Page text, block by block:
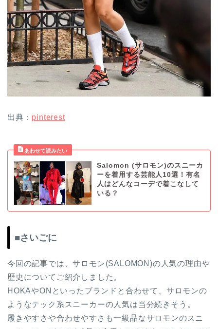
出典： pinterest
Salomon (サロモン)のスニーカ
ーを着用する芸能人10選！有名
人はどんなコーデで着こなして
いる？
■さいごに
今回の記事では、サロモン(SALOMON)の人気の理由や
歴史についてご紹介しました。
HOKAやONといったブランドと合わせて、サロモンの
ようなテック系スニーカーの人気は当分続きそう。
履きやすさや合わせやすさも一級品なサロモンのスニ